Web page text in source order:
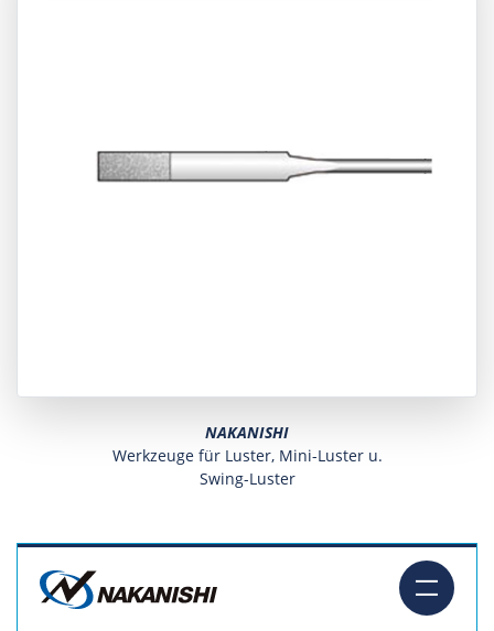
NAKANISHI
Werkzeuge für Luster, Mini-Luster u.
Swing-Luster